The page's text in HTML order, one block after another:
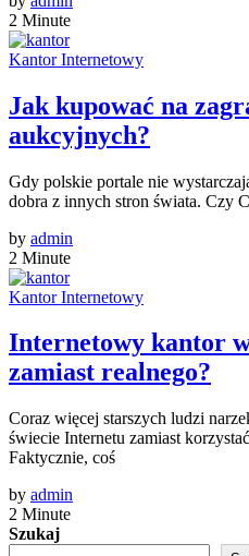
2 Minute
Kantor Internetowy
Jak kupować na
aukcyjnych?
Gdy polskie portale nie
dobra z innych stron świata. Czy
by admin
2 Minute
Kantor Internetowy
Internetowy kantor
zamiast realnego?
Coraz więcej starszych ludzi
świecie Internetu zamiast
Faktycznie, coś
by admin
2 Minute
Szukaj